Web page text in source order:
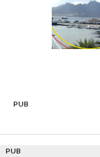
PUB
PUB